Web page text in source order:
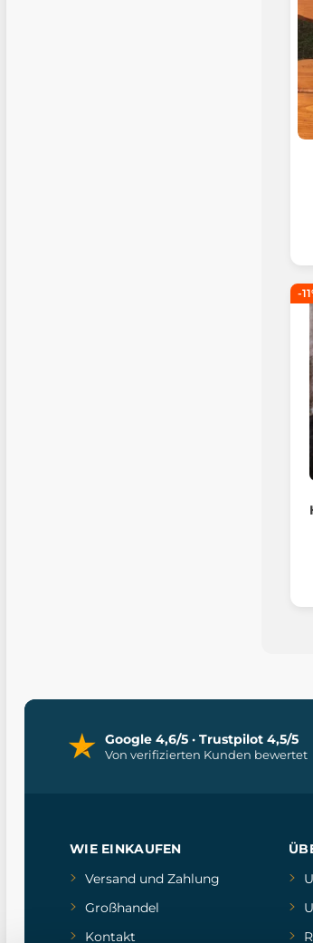
-
Google 4,6/5 · Trustpilot 4,5/5
Von verifizierten Kunden bewertet
WIE EINKAUFEN
Versand und Zahlung
Großhandel
Kontakt